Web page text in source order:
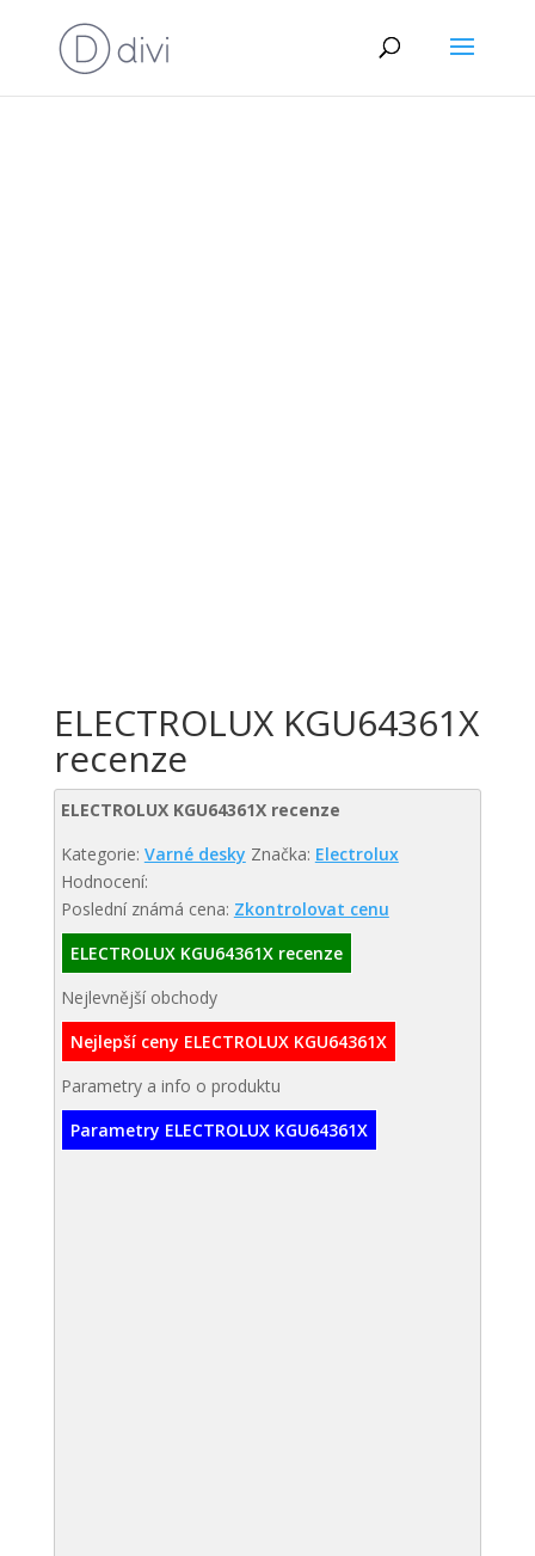
ELECTROLUX KGU64361X
recenze
ELECTROLUX KGU64361X recenze
Kategorie: Varné desky Značka: Electrolux
Hodnocení:
Poslední známá cena: Zkontrolovat cenu
ELECTROLUX KGU64361X recenze
Nejlevnější obchody
Nejlepší ceny ELECTROLUX KGU64361X
Parametry a info o produktu
Parametry ELECTROLUX KGU64361X